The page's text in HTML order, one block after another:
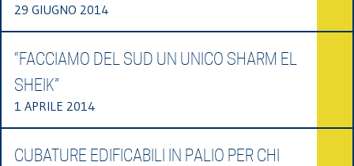
29 GIUGNO 2014
“FACCIAMO DEL SUD UN UNICO SHARM EL
SHEIK”
1 APRILE 2014
CUBATURE EDIFICABILI IN PALIO PER CHI